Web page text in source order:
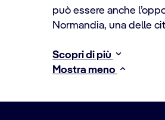
può essere anche
Normandia, una delle
Scopri di più
Mostra meno